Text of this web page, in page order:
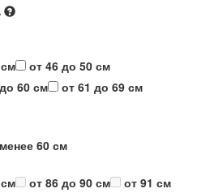
от 46 до 50 см
60 см
от 61 до 69 см
менее 60 см
от 86 до 90 см
от 91 см